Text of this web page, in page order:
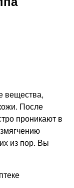
вещества,
После
проникают в
из пор. Вы